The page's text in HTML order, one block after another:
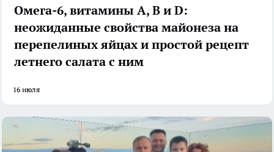
Омега-6, витамины А, В и D:
неожиданные свойства майонеза на
перепелиных яйцах и простой рецепт
летнего салата с ним
16 июля